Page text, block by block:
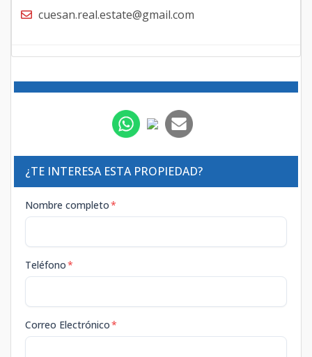
cuesan.real.estate@gmail.com
¿TE INTERESA ESTA PROPIEDAD?
Nombre completo*
Teléfono*
Correo Electrónico*